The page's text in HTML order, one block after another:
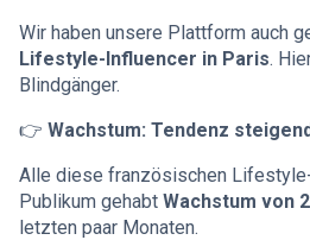
Wir haben unsere Plattform auch
Lifestyle-Influencer in Paris.
Blindgänger.
👉 Wachstum: Tendenz
Alle diese französischen
Publikum gehabt Wachstum von
letzten paar Monaten.